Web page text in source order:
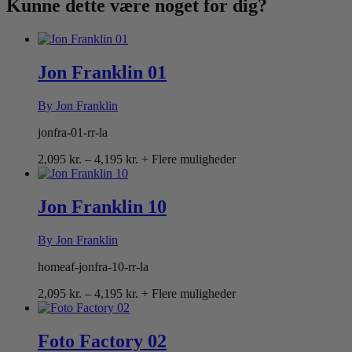
Kunne dette være noget for dig?
Jon Franklin 01
By Jon Franklin
jonfra-01-rr-la
2,095 kr. – 4,195 kr. Prisinterval:
4,195 kr.
+ Flere muligheder
Jon Franklin 10
By Jon Franklin
homeaf-jonfra-10-rr-la
2,095 kr. – 4,195 kr. Prisinterval:
4,195 kr.
+ Flere muligheder
Foto Factory 02